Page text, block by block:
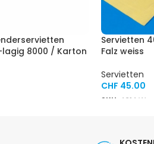
8000 / Karton
Servietten
Falz weiss
Servietten
CHF 45.00
SKU: 4314 W